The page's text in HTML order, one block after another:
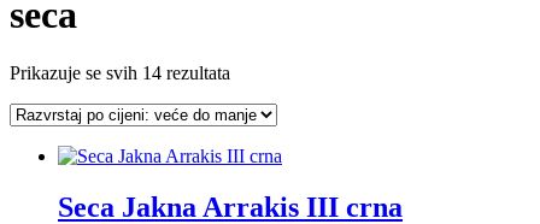
seca
Prikazuje se svih 14 rezultata
cijeni:
visoke
niske
Seca Jakna Arrakis III crna